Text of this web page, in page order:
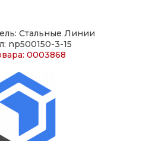
Стальные Линии
np500150-3-15
0003868